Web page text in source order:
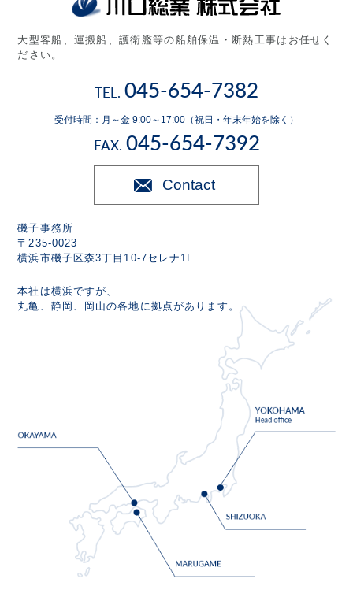
大型客船、運搬船、護衛艦等の船舶保温・断熱工事はお任せく
ださい。
TEL. 045-654-7382
受付時間：月～金 9:00～17:00（祝日・年末年始を除く）
FAX. 045-654-7392
Contact
磯子事務所
〒235-0023
横浜市磯子区森3丁目10-7セレナ1F
本社は横浜ですが、
丸亀、静岡、岡山の各地に拠点があります。